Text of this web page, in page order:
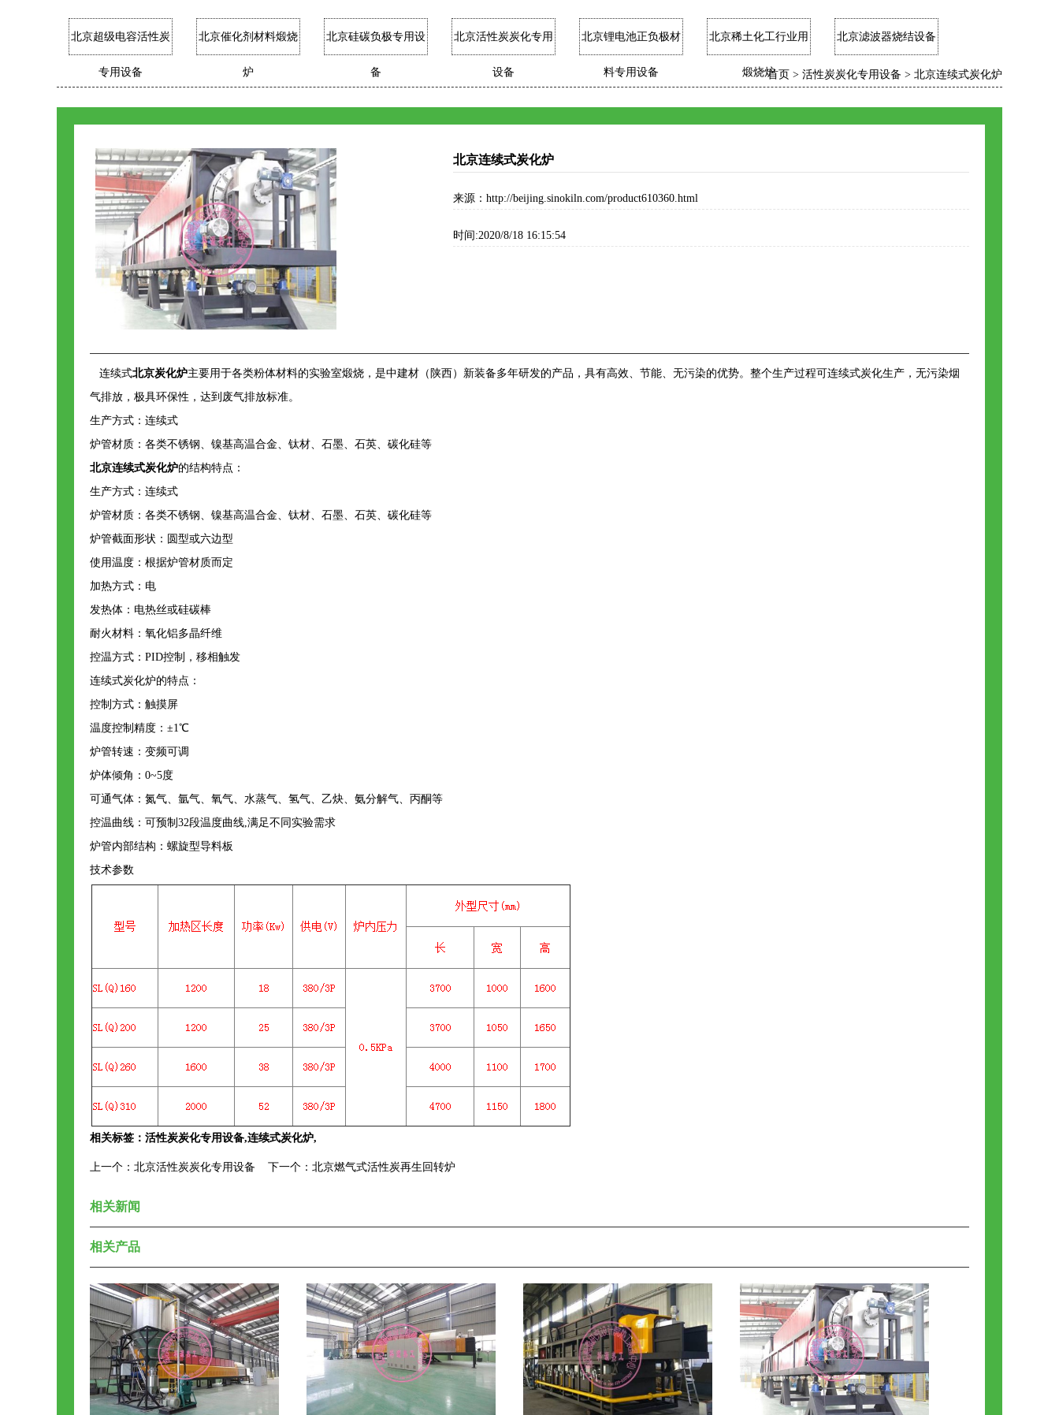
北京超级电容活性炭
专用设备
北京催化剂材料煅烧
炉
北京硅碳负极专用设
备
北京活性炭炭化专用
设备
北京锂电池正负极材
料专用设备
北京稀土化工行业用
煅烧炉
北京滤波器烧结设备
首页 > 活性炭炭化专用设备 > 北京连续式炭化炉
北京连续式炭化炉
来源：http://beijing.sinokiln.com/product610360.html
时间:2020/8/18 16:15:54
连续式北京炭化炉主要用于各类粉体材料的实验室煅烧，是中建材（陕西）新装备多年研发的产品，具有高效、节能、无污染的优势。整个生产过程可连续式炭化生产，无污染烟
气排放，极具环保性，达到废气排放标准。
生产方式：连续式
炉管材质：各类不锈钢、镍基高温合金、钛材、石墨、石英、碳化硅等
北京连续式炭化炉的结构特点：
生产方式：连续式
炉管材质：各类不锈钢、镍基高温合金、钛材、石墨、石英、碳化硅等
炉管截面形状：圆型或六边型
使用温度：根据炉管材质而定
加热方式：电
发热体：电热丝或硅碳棒
耐火材料：氧化铝多晶纤维
控温方式：PID控制，移相触发
连续式炭化炉的特点：
控制方式：触摸屏
温度控制精度：±1℃
炉管转速：变频可调
炉体倾角：0~5度
可通气体：氮气、氩气、氧气、水蒸气、氢气、乙炔、氨分解气、丙酮等
控温曲线：可预制32段温度曲线,满足不同实验需求
炉管内部结构：螺旋型导料板
技术参数
相关标签： 活性炭炭化专用设备,连续式炭化炉,
上一个： 北京活性炭炭化专用设备 下一个： 北京燃气式活性炭再生回转炉
相关新闻
相关产品